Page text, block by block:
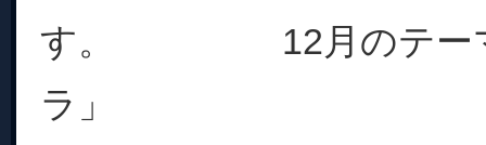
す。 12月のテーマ
ラ」